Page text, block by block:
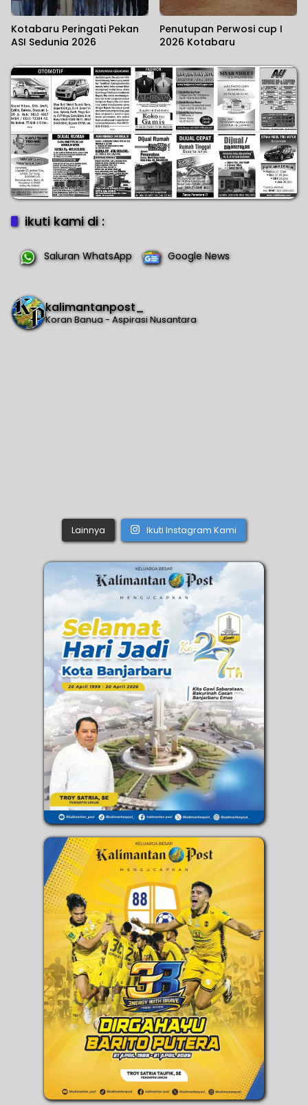
Kotabaru Peringati Pekan
ASI Sedunia 2026
Penutupan Perwosi cup I
2026 Kotabaru
ikuti kami di :
Saluran WhatsApp Google News
kalimantanpost_
Koran Banua - Aspirasi Nusantara
Lainnya Ikuti Instagram Kami